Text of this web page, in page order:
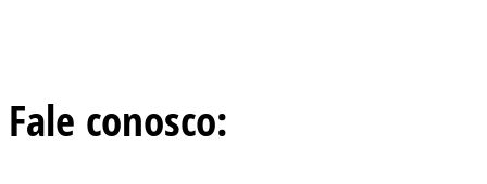
Fale conosco: